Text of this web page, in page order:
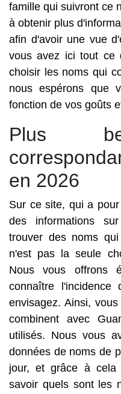
famille qui suivront ce
à obtenir plus
afin d'avoir une vue
vous avez ici tout ce
choisir les noms qui
nous espérons que
fonction de vos goûts
Plus
en 2026
Sur ce site, qui a
des informations
trouver des noms
n'est pas la seule
Nous vous offrons
connaître
envisagez. Ainsi,
combinent avec
utilisés. Nous vous
données de noms de
jour, et grâce à cela
savoir quels sont les